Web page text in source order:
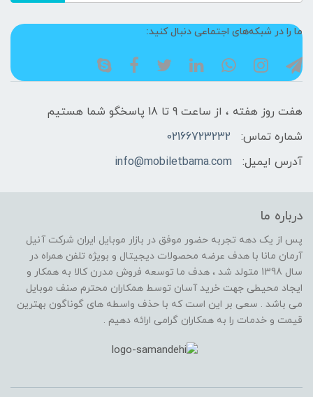
ما را در شبکه‌های اجتماعی دنبال کنید:
هفت روز هفته ، از ساعت 9 تا 18 پاسخگو شما هستیم
شماره تماس:
02166723232
آدرس ایمیل:
info@mobiletbama.com
درباره ما
پس از یک دهه تجربه حضور موفق در بازار موبایل ایران شرکت آنیل
آرمان مانا با هدف عرضه محصولات دیجیتال و بویژه تلفن همراه در
سال 1398 متولد شد ، هدف ما توسعه فروش مدرن کالا به همکار و
ایجاد محیطی جهت خرید آسان توسط همکاران محترم صنف موبایل
می باشد . سعی بر این است که با حذف واسطه های گوناگون بهترین
قیمت و خدمات را به همکاران گرامی ارائه دهیم .